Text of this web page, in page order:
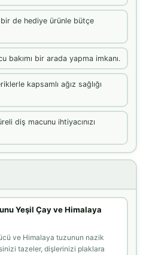
de hediye ürünle bütçe
bakımı bir arada yapma imkanı.
kapsamlı ağız sağlığı
diş macunu ihtiyacınızı
Yeşil Çay ve Himalaya
ve Himalaya tuzunun nazik
tazeler, dişlerinizi plaklara